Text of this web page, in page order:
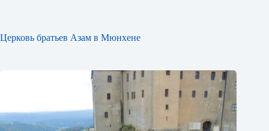
Церковь братьев Азам в Мюнхене